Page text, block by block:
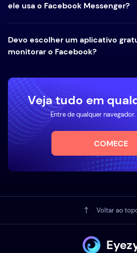
ele usa o Facebook Messenger?
Devo escolher um aplicativo
monitorar o Facebook?
Veja tudo em
Entre de qualquer
COMECE
Voltar ao